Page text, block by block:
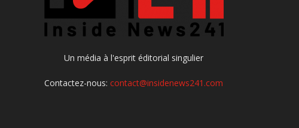
Un média à l'esprit éditorial singulier
Contactez-nous:contact@insidenews241.com